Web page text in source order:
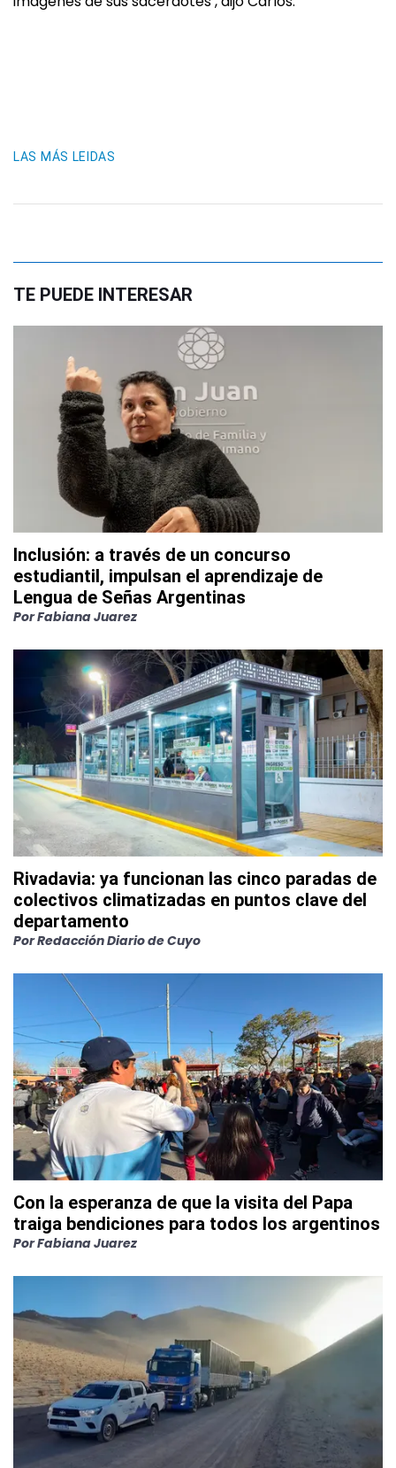
LAS MÁS LEIDAS
TE PUEDE INTERESAR
Inclusión: a través de un concurso
estudiantil, impulsan el aprendizaje de
Lengua de Señas Argentinas
PorFabiana Juarez
Rivadavia: ya funcionan las cinco paradas de
colectivos climatizadas en puntos clave del
departamento
PorRedacción Diario de Cuyo
Con la esperanza de que la visita del Papa
traiga bendiciones para todos los argentinos
PorFabiana Juarez